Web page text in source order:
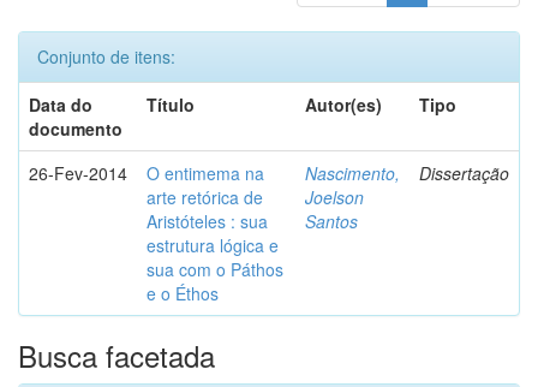
Conjunto de itens:
Data do
documento
Título Autor(es) Tipo
26-Fev-2014
O entimema na
arte retórica de
Aristóteles : sua
estrutura lógica e
sua com o Páthos
e o Éthos
Nascimento,
Joelson
Santos
Dissertação
Busca facetada